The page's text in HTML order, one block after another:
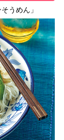
うめん」